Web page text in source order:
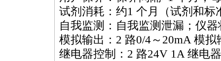
试剂消耗：约1 个月（试剂和标
自我监测：自我监测泄漏；仪
模拟输出：2 路0/4～20mA 模拟
继电器控制：2 路24V 1A 继电